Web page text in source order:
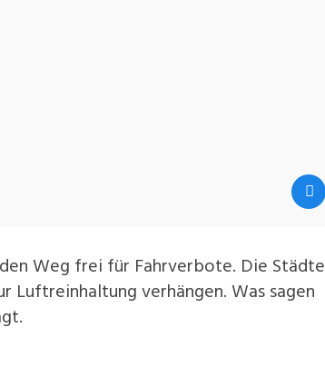
Weg frei für Fahrverbote. Die Städte
verhängen. Was sagen